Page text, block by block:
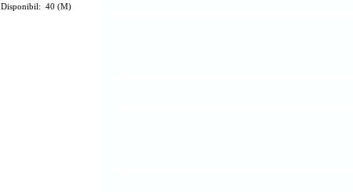
Disponibil: 40 (M)